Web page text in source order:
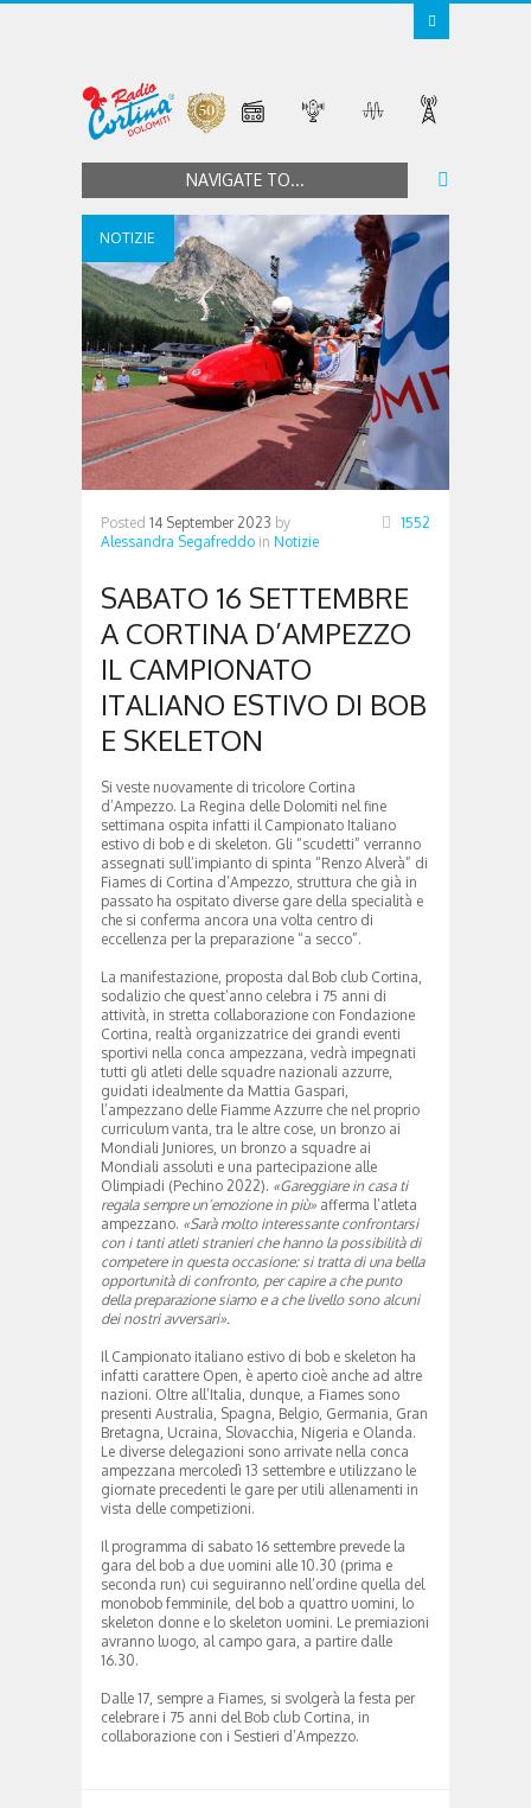
NAVIGATE TO...
NOTIZIE
Posted 14 September 2023 by
Alessandra Segafreddo in Notizie
1552
SABATO 16 SETTEMBRE
A CORTINA D’AMPEZZO
IL CAMPIONATO
ITALIANO ESTIVO DI BOB
E SKELETON
Si veste nuovamente di tricolore Cortina
d’Ampezzo. La Regina delle Dolomiti nel fine
settimana ospita infatti il Campionato Italiano
estivo di bob e di skeleton. Gli “scudetti” verranno
assegnati sull’impianto di spinta “Renzo Alverà” di
Fiames di Cortina d’Ampezzo, struttura che già in
passato ha ospitato diverse gare della specialità e
che si conferma ancora una volta centro di
eccellenza per la preparazione “a secco”.
La manifestazione, proposta dal Bob club Cortina,
sodalizio che quest’anno celebra i 75 anni di
attività, in stretta collaborazione con Fondazione
Cortina, realtà organizzatrice dei grandi eventi
sportivi nella conca ampezzana, vedrà impegnati
tutti gli atleti delle squadre nazionali azzurre,
guidati idealmente da Mattia Gaspari,
l’ampezzano delle Fiamme Azzurre che nel proprio
curriculum vanta, tra le altre cose, un bronzo ai
Mondiali Juniores, un bronzo a squadre ai
Mondiali assoluti e una partecipazione alle
Olimpiadi (Pechino 2022). «Gareggiare in casa ti
regala sempre un’emozione in più» afferma l’atleta
ampezzano. «Sarà molto interessante confrontarsi
con i tanti atleti stranieri che hanno la possibilità di
competere in questa occasione: si tratta di una bella
opportunità di confronto, per capire a che punto
della preparazione siamo e a che livello sono alcuni
dei nostri avversari».
Il Campionato italiano estivo di bob e skeleton ha
infatti carattere Open, è aperto cioè anche ad altre
nazioni. Oltre all’Italia, dunque, a Fiames sono
presenti Australia, Spagna, Belgio, Germania, Gran
Bretagna, Ucraina, Slovacchia, Nigeria e Olanda.
Le diverse delegazioni sono arrivate nella conca
ampezzana mercoledì 13 settembre e utilizzano le
giornate precedenti le gare per utili allenamenti in
vista delle competizioni.
Il programma di sabato 16 settembre prevede la
gara del bob a due uomini alle 10.30 (prima e
seconda run) cui seguiranno nell’ordine quella del
monobob femminile, del bob a quattro uomini, lo
skeleton donne e lo skeleton uomini. Le premiazioni
avranno luogo, al campo gara, a partire dalle
16.30.
Dalle 17, sempre a Fiames, si svolgerà la festa per
celebrare i 75 anni del Bob club Cortina, in
collaborazione con i Sestieri d’Ampezzo.